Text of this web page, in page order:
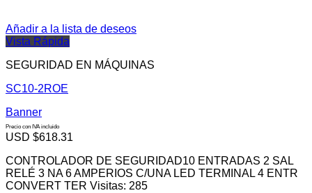
Añadir a la lista de deseos
Vista Rápida
SEGURIDAD EN MÁQUINAS
SC10-2ROE
Banner
Precio con IVA incluido
USD $618.31
CONTROLADOR DE SEGURIDAD10 ENTRADAS 2 SAL
RELÉ 3 NA 6 AMPERIOS C/UNA LED TERMINAL 4 ENTR
CONVERT TER Visitas: 285